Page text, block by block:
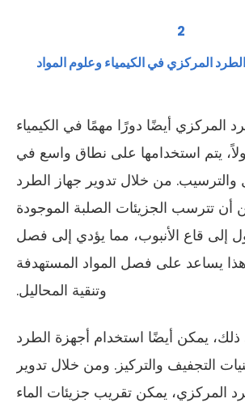
2
المركزي في الكيمياء وعلوم المواد
المركزي أيضًا دورًا مهمًا في الكيمياء
يتم استخدامها على نطاق واسع في
والترسيب. من خلال تدوير جهاز الطرد
أن تترسب الجزيئات الصلبة الموجودة
إلى قاع الأنبوب، مما يؤدي إلى فصل
يساعد على فصل المواد المستهدفة
وتنقية المحاليل.
ذلك، يمكن أيضًا استخدام أجهزة الطرد
التجفيف والتركيز. ومن خلال تدوير
المركزي، يمكن تقريب جزيئات الماء